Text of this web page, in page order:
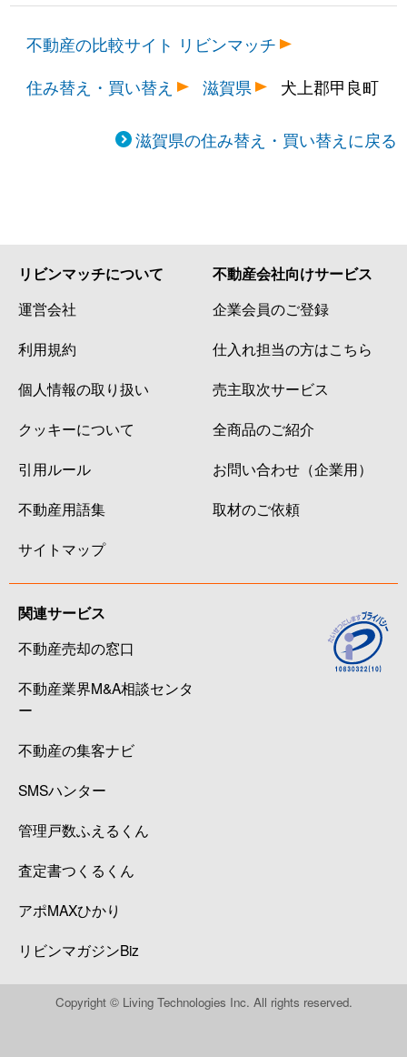
不動産の比較サイト リビンマッチ
住み替え・買い替え
滋賀県 犬上郡甲良町
滋賀県の住み替え・買い替えに戻る
リビンマッチについて
運営会社
利用規約
個人情報の取り扱い
クッキーについて
引用ルール
不動産用語集
サイトマップ
不動産会社向けサービス
企業会員のご登録
仕入れ担当の方はこちら
売主取次サービス
全商品のご紹介
お問い合わせ（企業用）
取材のご依頼
関連サービス
不動産売却の窓口
不動産業界M&A相談センタ
ー
不動産の集客ナビ
SMSハンター
管理戸数ふえるくん
査定書つくるくん
アポMAXひかり
リビンマガジンBiz
Copyright © Living Technologies Inc. All rights reserved.